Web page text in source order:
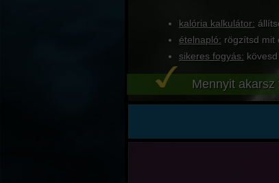
kalória kalkulátor:
ételnapló: rögzítsd mit
sikeres fogyás:
Mennyit akarsz